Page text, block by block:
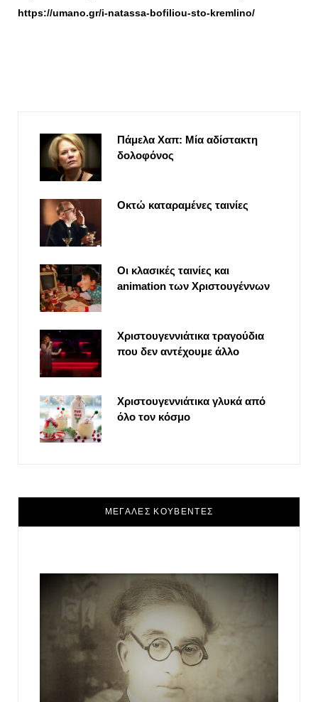
https://umano.gr/i-natassa-bofiliou-sto-kremlino/
Πάμελα Χαπ: Μία αδίστακτη
δολοφόνος
Οκτώ καταραμένες ταινίες
Οι κλασικές ταινίες και
animation των Χριστουγέννων
Χριστουγεννιάτικα τραγούδια
που δεν αντέχουμε άλλο
Χριστουγεννιάτικα γλυκά από
όλο τον κόσμο
ΜΕΓΑΛΕΣ ΚΟΥΒΕΝΤΕΣ